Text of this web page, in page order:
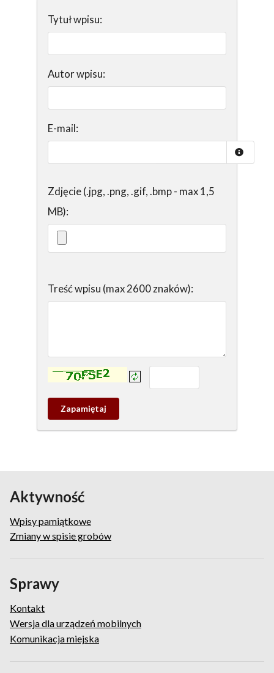
Tytuł wpisu:
Autor wpisu:
E-mail:
Zdjęcie (.jpg, .png, .gif, .bmp - max 1,5
MB):
Treść wpisu (max 2600 znaków):
Kontrola - wprowadź tekst z obrazka:
Zapamietaj
wpis
Aktywność
Wpisy pamiątkowe
Zmiany w spisie grobów
Sprawy
Kontakt
Wersja dla urządzeń mobilnych
Komunikacja miejska